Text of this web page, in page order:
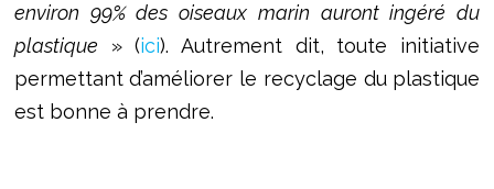
environ 99% des oiseaux marin auront ingéré du
plastique » (ici). Autrement dit, toute initiative
permettant d’améliorer le recyclage du plastique
est bonne à prendre.